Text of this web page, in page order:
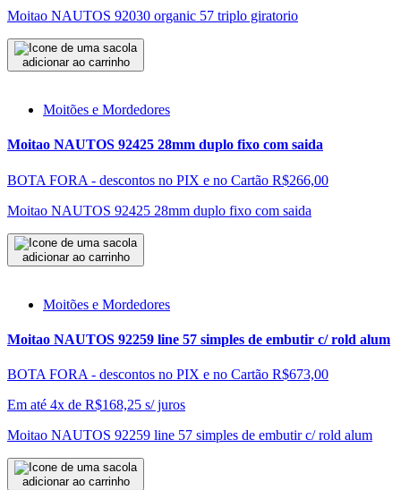
Moitao NAUTOS 92030 organic 57 triplo giratorio
adicionar ao carrinho
Moitões e Mordedores
Moitao NAUTOS 92425 28mm duplo fixo com saida
BOTA FORA - descontos no PIX e no Cartão R$266,00
Moitao NAUTOS 92425 28mm duplo fixo com saida
adicionar ao carrinho
Moitões e Mordedores
Moitao NAUTOS 92259 line 57 simples de embutir c/ rold alum
BOTA FORA - descontos no PIX e no Cartão R$673,00
Em até 4x de R$168,25 s/ juros
Moitao NAUTOS 92259 line 57 simples de embutir c/ rold alum
adicionar ao carrinho